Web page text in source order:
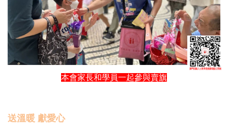
本會家長和學員一起參與賣旗
送溫暖 獻愛心